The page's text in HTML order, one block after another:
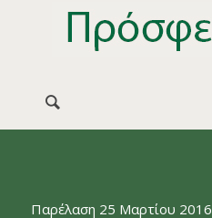
Παρέλαση 25 Μαρτίου 2016